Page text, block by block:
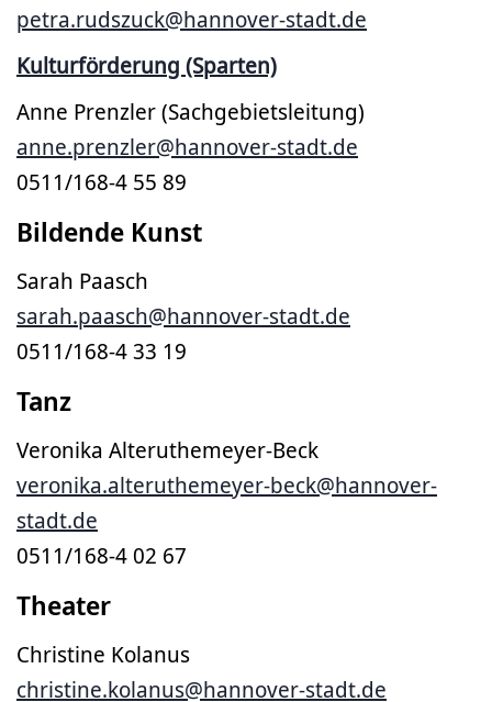
petra.rudszuck@hannover-stadt.de
Kulturförderung (Sparten)
Anne Prenzler (Sachgebietsleitung)
anne.prenzler@hannover-stadt.de
0511/168-4 55 89
Bildende Kunst
Sarah Paasch
sarah.paasch@hannover-stadt.de
0511/168-4 33 19
Tanz
Veronika Alteruthemeyer-Beck
veronika.alteruthemeyer-beck@hannover-
stadt.de
0511/168-4 02 67
Theater
Christine Kolanus
christine.kolanus@hannover-stadt.de